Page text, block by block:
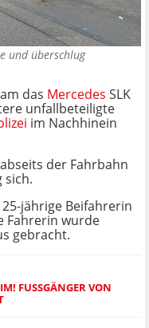
und überschlug
das Mercedes SLK
unfallbeteiligte
im Nachhinein
der Fahrbahn
sich.
jährige Beifahrerin
Fahrerin wurde
gebracht.
FUSSGÄNGER VON S